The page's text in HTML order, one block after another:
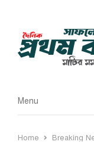
Menu
Menu
Home Breaking